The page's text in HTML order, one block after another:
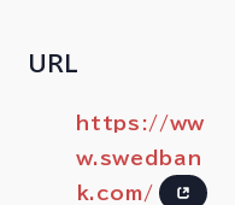
URL
https://ww
w.swedban
k.com/